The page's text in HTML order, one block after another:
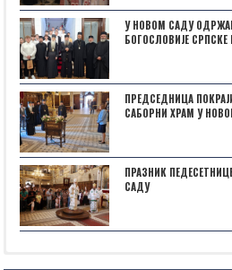
У НОВОМ САДУ
БОГОСЛОВИЈЕ
ПРЕДСЕДНИЦА
САБОРНИ ХРАМ У
ПРАЗНИК
САДУ